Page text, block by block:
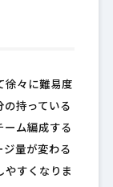
徐々に難易度
の持っている
ーム編成する
ジ量が変わる
やすくなりま